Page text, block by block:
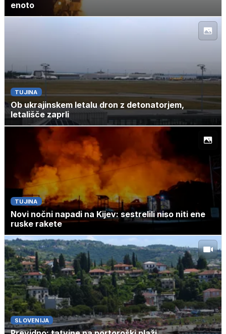
enoto
TUJINA
Ob ukrajinskem letalu dron z detonatorjem,
letališče zaprli
TUJINA
Novi nočni napadi na Kijev: sestrelili niso niti ene
ruske rakete
SLOVENIJA